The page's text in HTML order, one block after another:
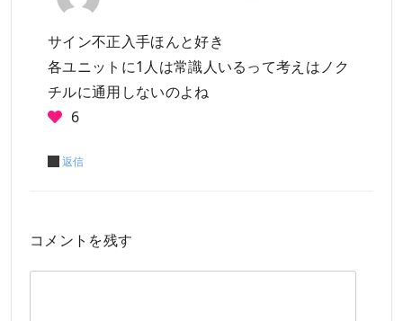
サイン不正入手ほんと好き
各ユニットに1人は常識人いるって考えはノク
チルに通用しないのよね
6
返信
コメントを残す